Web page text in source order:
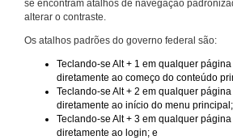
se encontram atalhos de navegação
alterar o contraste.
Os atalhos padrões do governo federal são:
Teclando-se Alt + 1 em qualquer
diretamente ao começo do conteúdo
Teclando-se Alt + 2 em qualquer
diretamente ao início do menu principal;
Teclando-se Alt + 3 em qualquer
diretamente ao login; e